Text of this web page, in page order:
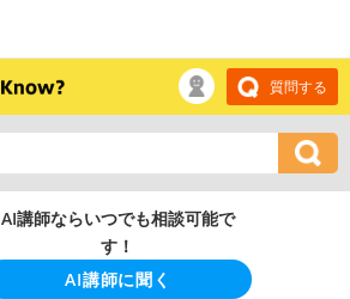
質問する
AI講師ならいつでも相談可能で
す！
AI講師に聞く